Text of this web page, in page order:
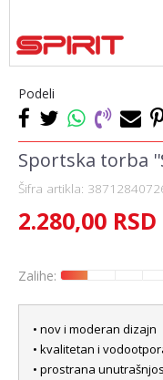
Podeli
Sportska torba
Šifra artikla:
2.280,00 RSD
Zalihe:
• nov i moderan dizajn
• kvalitetan i
• prostrana